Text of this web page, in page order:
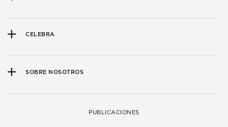
CELEBRA
SOBRE NOSOTROS
PUBLICACIONES